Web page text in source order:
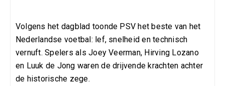
Volgens het dagblad toonde PSV het beste van het
Nederlandse voetbal: lef, snelheid en technisch
vernuft. Spelers als Joey Veerman, Hirving Lozano
en Luuk de Jong waren de drijvende krachten achter
de historische zege.